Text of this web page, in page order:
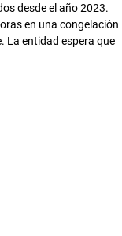
desde el año 2023.
en una congelación
La entidad espera que